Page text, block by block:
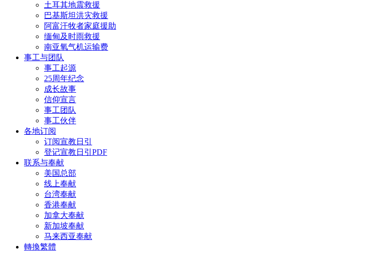
土耳其地震救援
巴基斯坦洪灾救援
阿富汗牧者家庭援助
缅甸及时雨救援
南亚氧气机运输费
事工与团队
事工起源
25周年纪念
成长故事
信仰宣言
事工团队
事工伙伴
各地订阅
订阅宣教日引
登记宣教日引PDF
联系与奉献
美国总部
线上奉献
台湾奉献
香港奉献
加拿大奉献
新加坡奉献
马来西亚奉献
轉換繁體